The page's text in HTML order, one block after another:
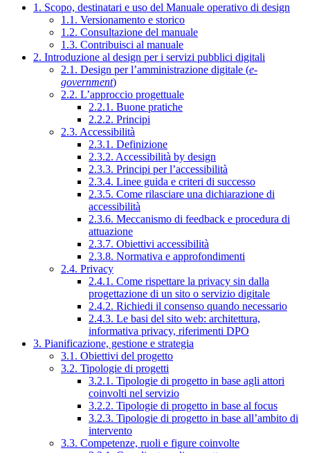
1. Scopo, destinatari e uso del Manuale operativo di design
1.1. Versionamento e storico
1.2. Consultazione del manuale
1.3. Contribuisci al manuale
2. Introduzione al design per i servizi pubblici digitali
2.1. Design per l’amministrazione digitale (e-
government)
2.2. L’approccio progettuale
2.2.1. Buone pratiche
2.2.2. Principi
2.3. Accessibilità
2.3.1. Definizione
2.3.2. Accessibilità by design
2.3.3. Principi per l’accessibilità
2.3.4. Linee guida e criteri di successo
2.3.5. Come rilasciare una dichiarazione di
accessibilità
2.3.6. Meccanismo di feedback e procedura di
attuazione
2.3.7. Obiettivi accessibilità
2.3.8. Normativa e approfondimenti
2.4. Privacy
2.4.1. Come rispettare la privacy sin dalla
progettazione di un sito o servizio digitale
2.4.2. Richiedi il consenso quando necessario
2.4.3. Le basi del sito web: architettura,
informativa privacy, riferimenti DPO
3. Pianificazione, gestione e strategia
3.1. Obiettivi del progetto
3.2. Tipologie di progetti
3.2.1. Tipologie di progetto in base agli attori
coinvolti nel servizio
3.2.2. Tipologie di progetto in base al focus
3.2.3. Tipologie di progetto in base all’ambito di
intervento
3.3. Competenze, ruoli e figure coinvolte